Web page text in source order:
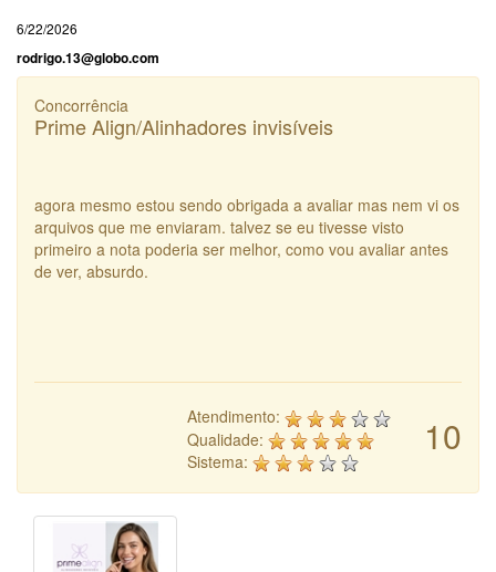
6/22/2026
rodrigo.13@globo.com
Concorrência
Prime Align/Alinhadores invisíveis
agora mesmo estou sendo obrigada a avaliar mas nem vi os
arquivos que me enviaram. talvez se eu tivesse visto
primeiro a nota poderia ser melhor, como vou avaliar antes
de ver, absurdo.
10
Atendimento:
Qualidade:
Sistema: